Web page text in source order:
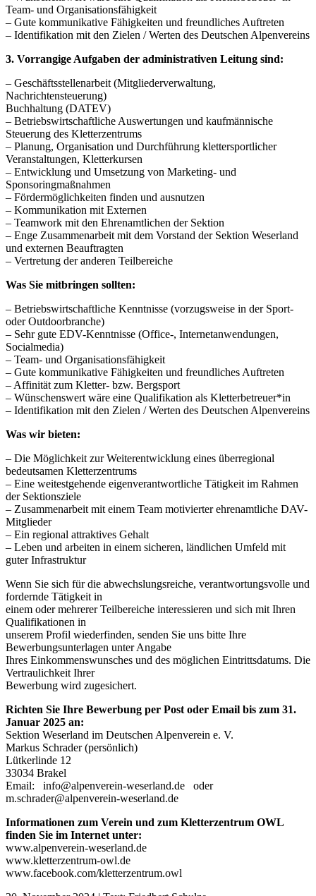
Team- und Organisationsfähigkeit
– Gute kommunikative Fähigkeiten und freundliches Auftreten
– Identifikation mit den Zielen / Werten des Deutschen Alpenvereins
3. Vorrangige Aufgaben der administrativen Leitung sind:
– Geschäftsstellenarbeit (Mitgliederverwaltung,
Nachrichtensteuerung)
Buchhaltung (DATEV)
– Betriebswirtschaftliche Auswertungen und kaufmännische
Steuerung des Kletterzentrums
– Planung, Organisation und Durchführung klettersportlicher
Veranstaltungen, Kletterkursen
– Entwicklung und Umsetzung von Marketing- und
Sponsoringmaßnahmen
– Fördermöglichkeiten finden und ausnutzen
– Kommunikation mit Externen
– Teamwork mit den Ehrenamtlichen der Sektion
– Enge Zusammenarbeit mit dem Vorstand der Sektion Weserland
und externen Beauftragten
– Vertretung der anderen Teilbereiche
Was Sie mitbringen sollten:
– Betriebswirtschaftliche Kenntnisse (vorzugsweise in der Sport-
oder Outdoorbranche)
– Sehr gute EDV-Kenntnisse (Office-, Internetanwendungen,
Socialmedia)
– Team- und Organisationsfähigkeit
– Gute kommunikative Fähigkeiten und freundliches Auftreten
– Affinität zum Kletter- bzw. Bergsport
– Wünschenswert wäre eine Qualifikation als Kletterbetreuer*in
– Identifikation mit den Zielen / Werten des Deutschen Alpenvereins
Was wir bieten:
– Die Möglichkeit zur Weiterentwicklung eines überregional
bedeutsamen Kletterzentrums
– Eine weitestgehende eigenverantwortliche Tätigkeit im Rahmen
der Sektionsziele
– Zusammenarbeit mit einem Team motivierter ehrenamtliche DAV-
Mitglieder
– Ein regional attraktives Gehalt
– Leben und arbeiten in einem sicheren, ländlichen Umfeld mit
guter Infrastruktur
Wenn Sie sich für die abwechslungsreiche, verantwortungsvolle und
fordernde Tätigkeit in
einem oder mehrerer Teilbereiche interessieren und sich mit Ihren
Qualifikationen in
unserem Profil wiederfinden, senden Sie uns bitte Ihre
Bewerbungsunterlagen unter Angabe
Ihres Einkommenswunsches und des möglichen Eintrittsdatums. Die
Vertraulichkeit Ihrer
Bewerbung wird zugesichert.
Richten Sie Ihre Bewerbung per Post oder Email bis zum 31.
Januar 2025 an:
Sektion Weserland im Deutschen Alpenverein e. V.
Markus Schrader (persönlich)
Lütkerlinde 12
33034 Brakel
Email: info@alpenverein-weserland.de oder
m.schrader@alpenverein-weserland.de
Informationen zum Verein und zum Kletterzentrum OWL
finden Sie im Internet unter:
www.alpenverein-weserland.de
www.kletterzentrum-owl.de
www.facebook.com/kletterzentrum.owl